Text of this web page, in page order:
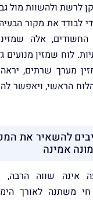
לרשת ולהשוות מול
לבודד את מקור
אלה
לוח שמזין מנועים
מערך שרתים, יראה
הראשי, ויאפשר
להשאיר את
אמינה
אינה שווה הרבה,
חי משתנה לאורך